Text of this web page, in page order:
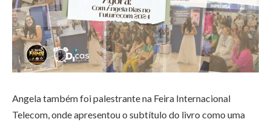
Angela também foi palestrante na Feira Internacional
Telecom, onde apresentou o subtítulo do livro como uma